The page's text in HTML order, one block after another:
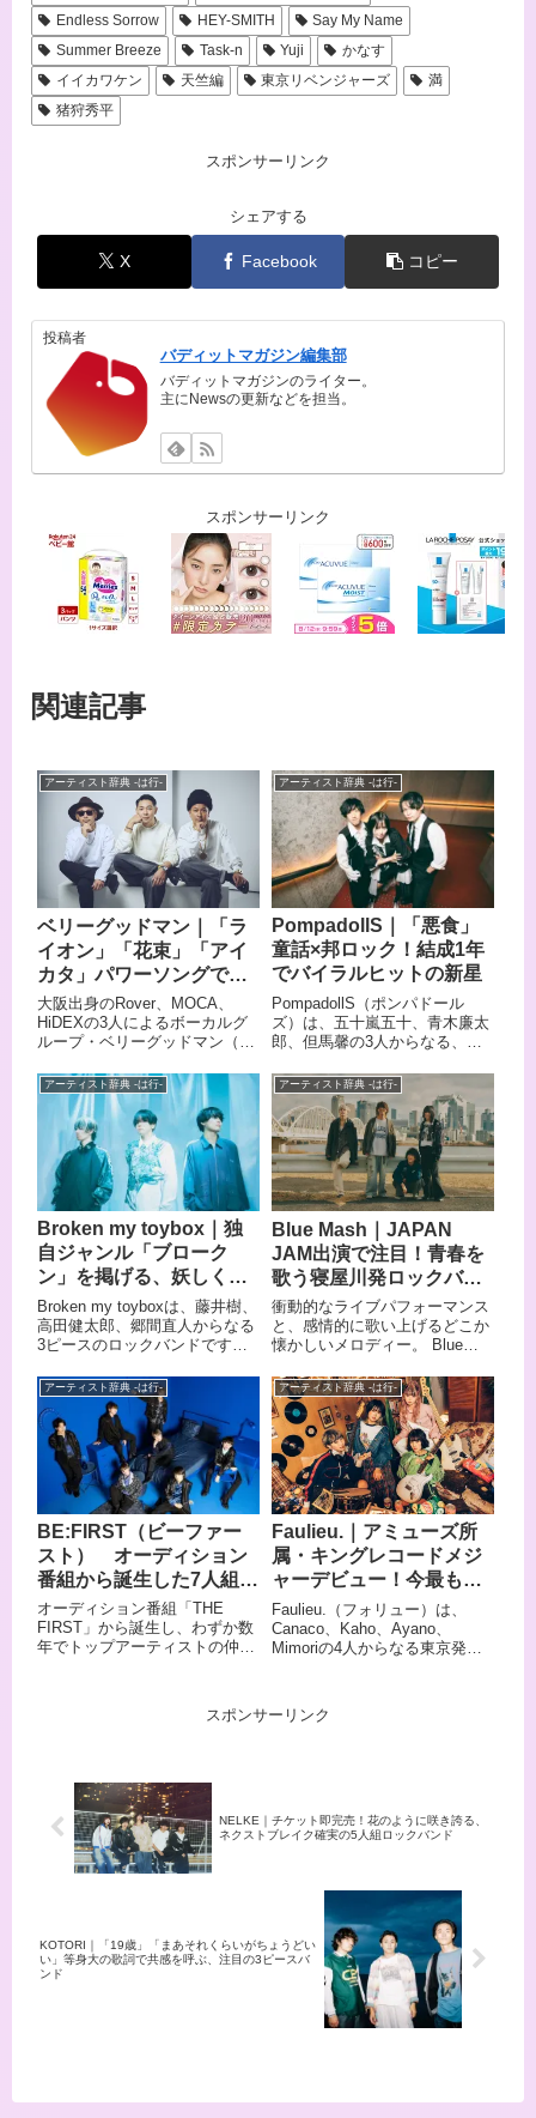
Endless Sorrow
HEY-SMITH
Say My Name
Summer Breeze
Task-n Yuji
かなす
イイカワケン
天竺編 東京リベンジャーズ
満
猪狩秀平
スポンサーリンク
シェアする
X Facebook コピー
投稿者
バディットマガジン編集部
バディットマガジンのライター。
主にNewsの更新などを担当。
スポンサーリンク
関連記事
アーティスト辞典 -は行-
ベリーグッドマン｜「ラ
イオン」「花束」「アイ
カタ」パワーソングで心
に火をつける3声ハーモニ
ー
大阪出身のRover、MOCA、
HiDEXの3人によるボーカルグ
ループ・ベリーグッドマン（通
グ」と呼ばれる応援歌で多くの
アスリートやファンを鼓舞して
きました。ハーモニーの美しさ
とラップの心地よいグルーヴ、
そして飾り気のない等身大の言
葉——この3つが重なったと
き、彼らの音楽は聴く人の胸の
深いところへ一直線に届きま
す。ファンの呼称は「べりふぁ
む」。ライブへ行けばメンバー
との距離感の近さと一体感に圧
倒されると言われており、その
温度感もベリグの大きな魅力の
ひとつです。この記事では、ベ
リーグッドマンをまだ知らない
人にも届くように、基本情報か
らおすすめ曲まで一気に紹介し
ます。
アーティスト辞典 -は行-
PompadollS｜「悪食」
童話×邦ロック！結成1年
でバイラルヒットの新星
PompadollS（ポンパドール
ズ）は、五十嵐五十、青木廉太
郎、但馬馨の3人からなる、日
ンドです。 「正統進化型・邦楽
ロック」を掲げ、童話をモチー
フにしながら現代風刺に落とし
込んだ繊細な歌詞と、卓越した
演奏能力で注目を集めていま
す。 代表曲「悪食」はTikTokで
1000万再生を突破し、Spotifyの
バイラルチャートでは日本国内
1位を記録するなど、結成から
わずかな期間で爆発的な支持を
獲得しました。 事務所やレーベ
ルに所属せず、セルフマネジメ
ントで活動しながらも、主催ワ
ンマンライブは全て即日完売と
いう驚異的な人気を誇っていま
ムを終わらせたい」のエンディ
ングテーマを担当するなど、活
躍の場を拡大中です。 この記事
では、そんなPompadollSのメ
ンバーや来歴、おすすめ曲をま
とめてご紹介します。
アーティスト辞典 -は行-
Broken my toybox｜独
自ジャンル「ブローク
ン」を掲げる、妖しくも
美しい個性派音楽集団
Broken my toyboxは、藤井樹、
高田健太郎、郷間直人からなる
3ピースのロックバンドです。
ない自由なアレンジと、突き抜
けた楽曲のスケール感を武器
に、独自の道を突き進んできま
した。「ブロークン」という独
自のジャンルを掲げ、バンドサ
ウンドのみにとらわれず、独自
のポップやロックを追求してい
る点が最大の特徴です。 取り繕
うことなく現実を伝えながら
も、その奥に救いを感じさせる
歌詞の世界観が、多くのリスナ
ーの心を掴んでいます。 近年は
テレビドラマの主題歌に楽曲が
起用されるなど、その注目度は
現在もますます上昇中です。こ
すめ曲をまとめてご紹介しま
アーティスト辞典 -は行-
Blue Mash｜JAPAN
JAM出演で注目！青春を
歌う寝屋川発ロックバン
ド
衝動的なライブパフォーマンス
と、感情的に歌い上げるどこか
懐かしいメロディー。 Blue
大阪府寝屋川市発の4ピースロ
ックバンドです。 メンバー全員
が2002年生まれという若さなが
ら、年間約100本ものライブを
全国各地で行う「ライブバン
ド」として知られています。 全
楽曲の作詞作曲を手がけるボー
カルの優斗が綴る歌詞は、青春
のリアルな感情を赤裸々に描
き、同世代の若者の心を強く掴
んでいます。 ビクターエンタテ
インメントからのメジャーデビ
ューも決定し、今最も注目すべ
きバンドのひとつです。
アーティスト辞典 -は行-
BE:FIRST（ビーファー
スト） オーディション
番組から誕生した7人組、
楽曲の持ち味とライブで
爆発する個性
オーディション番組「THE
FIRST」から誕生し、わずか数
年でトップアーティストの仲間
で1億円以上を投じて開催した
オーディションから選ばれた7
を持ち、作詞作曲や振付にまで
携わる多才なアーティストで
す。初のドームツアーも成功さ
せ、2025年には初のワールドツ
アーも控える彼らの魅力を、楽
曲とライブパフォーマンスの視
アーティスト辞典 -は行-
Faulieu.｜アミューズ所
属・キングレコードメジ
ャーデビュー！今最も勢
いのあるガールズバンド
Faulieu.（フォリュー）は、
Canaco、Kaho、Ayano、
Mimoriの4人からなる東京発の
け、それぞれの個性が四者四様
に際立つサウンドが特徴で、キ
「子宮恋愛」EDテーマ、ドラ
マ「略奪奪婚」OPテーマ、TV
イアップを経て、アミューズ所
属・キングレコードよりメジャ
ーデビューを果たした、今最も
勢いのあるガールズバンドのひ
とつです。 この記事では、そん
なFaulieu.のプロフィール・来
歴・おすすめ楽曲をご紹介しま
スポンサーリンク
NELKE｜チケット即完売！花のように咲き誇る、
ネクストブレイク確実の5人組ロックバンド
KOTORI｜「19歳」「まあそれくらいがちょうどい
い」等身大の歌詞で共感を呼ぶ、注目の3ピースバ
ンド